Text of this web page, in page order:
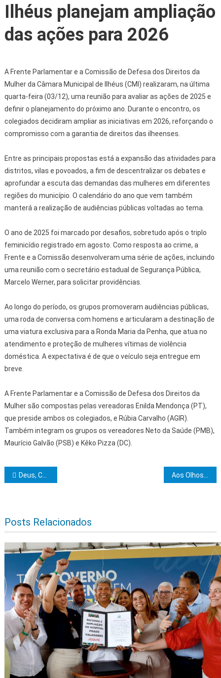
Ilhéus planejam ampliação
das ações para 2026
A Frente Parlamentar e a Comissão de Defesa dos Direitos da
Mulher da Câmara Municipal de Ilhéus (CMI) realizaram, na última
quarta-feira (03/12), uma reunião para avaliar as ações de 2025 e
definir o planejamento do próximo ano. Durante o encontro, os
colegiados decidiram ampliar as iniciativas em 2026, reforçando o
compromisso com a garantia de direitos das ilheenses.
Entre as principais propostas está a expansão das atividades para
distritos, vilas e povoados, a fim de descentralizar os debates e
aprofundar a escuta das demandas das mulheres em diferentes
regiões do município. O calendário do ano que vem também
manterá a realização de audiências públicas voltadas ao tema.
O ano de 2025 foi marcado por desafios, sobretudo após o triplo
feminicídio registrado em agosto. Como resposta ao crime, a
Frente e a Comissão desenvolveram uma série de ações, incluindo
uma reunião com o secretário estadual de Segurança Pública,
Marcelo Werner, para solicitar providências.
Ao longo do período, os grupos promoveram audiências públicas,
uma roda de conversa com homens e articularam a destinação de
uma viatura exclusiva para a Ronda Maria da Penha, que atua no
atendimento e proteção de mulheres vítimas de violência
doméstica. A expectativa é de que o veículo seja entregue em
breve.
A Frente Parlamentar e a Comissão de Defesa dos Direitos da
Mulher são compostas pelas vereadoras Enilda Mendonça (PT),
que preside ambos os colegiados, e Rúbia Carvalho (AGIR).
Também integram os grupos os vereadores Neto da Saúde (PMB),
Maurício Galvão (PSB) e Kêko Pizza (DC).
Navegação de Post
Deus, Caridade e Amor, nº 37, Or.·.de Itambé presente na Feira de Ciências & Tecnologia da Escola Frei Caneca
Posts Relacionados